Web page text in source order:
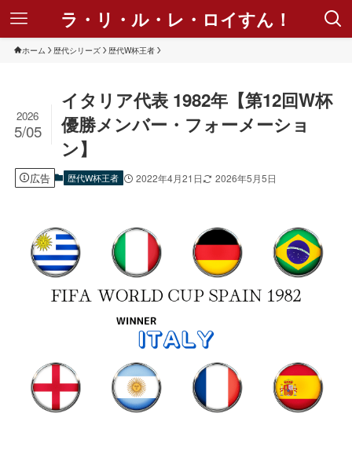
ラ・リ・ル・レ・ロイすん！
ホーム 歴代シリーズ 歴代W杯王者
イタリア代表 1982年【第12回W杯
優勝メンバー・フォーメーショ
ン】
2026
5/05
広告 歴代W杯王者 2022年4月21日 2026年5月5日